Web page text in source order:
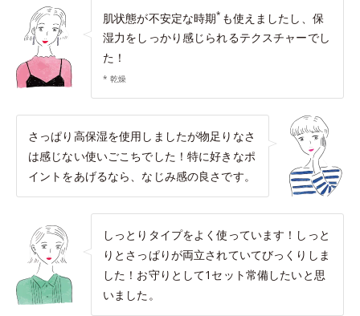
肌状態が不安定な時期* も使えましたし、保
湿力をしっかり感じられるテクスチャーでし
た！
* 乾燥
さっぱり高保湿を使用しましたが物足りなさ
は感じない使いごこちでした！特に好きなポ
イントをあげるなら、なじみ感の良さです。
しっとりタイプをよく使っています！しっと
りとさっぱりが両立されていてびっくりしま
した！お守りとして1セット常備したいと思
いました。